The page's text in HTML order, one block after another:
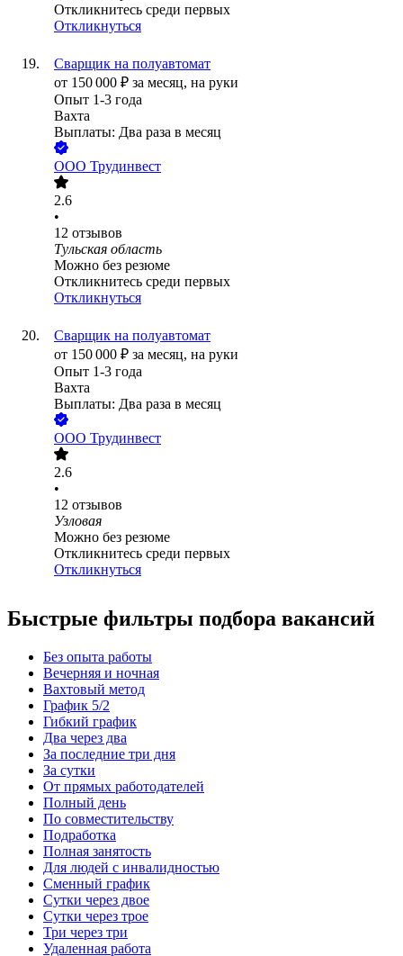
Откликнитесь среди первых
Откликнуться
Сварщик на полуавтомат
от 150 000 ₽ за месяц, на руки
Опыт 1-3 года
Вахта
Выплаты: Два раза в месяц
ООО Трудинвест
2.6
•
12 отзывов
Тульская область
Можно без резюме
Откликнитесь среди первых
Откликнуться
Сварщик на полуавтомат
от 150 000 ₽ за месяц, на руки
Опыт 1-3 года
Вахта
Выплаты: Два раза в месяц
ООО Трудинвест
2.6
•
12 отзывов
Узловая
Можно без резюме
Откликнитесь среди первых
Откликнуться
Быстрые фильтры подбора вакансий
Без опыта работы
Вечерняя и ночная
Вахтовый метод
График 5/2
Гибкий график
Два через два
За последние три дня
За сутки
От прямых работодателей
Полный день
По совместительству
Подработка
Полная занятость
Для людей с инвалидностью
Сменный график
Сутки через двое
Сутки через трое
Три через три
Удаленная работа